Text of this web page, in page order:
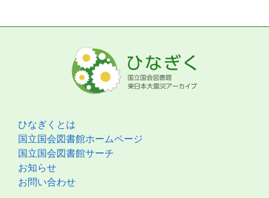
ひなぎくとは
国立国会図書館ホームページ
国立国会図書館サーチ
お知らせ
お問い合わせ